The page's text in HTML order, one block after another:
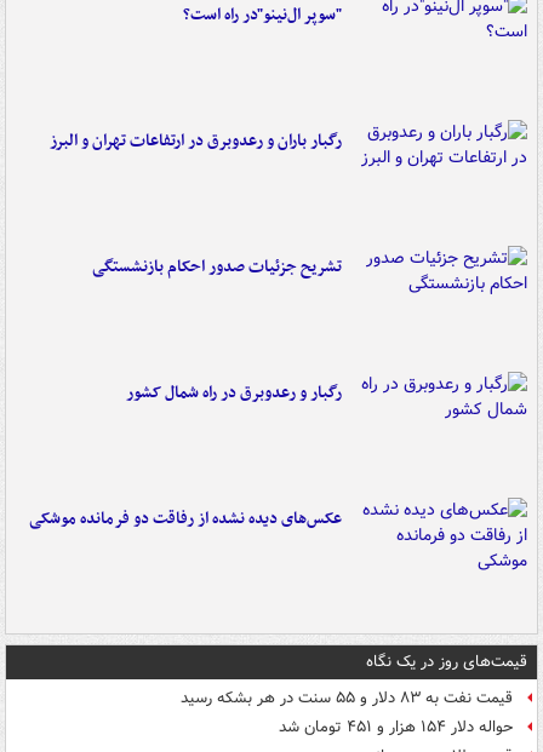
"سوپر ال‌نینو"در راه است؟
رگبار باران و رعدوبرق در ارتفاعات تهران و البرز
تشریح جزئیات صدور احکام بازنشستگی
رگبار و رعدوبرق در راه شمال کشور
عکس‌های دیده نشده از رفاقت دو فرمانده‌ موشکی
قیمت‌های روز در یک نگاه
قیمت نفت به ۸۳ دلار و ۵۵ سنت در هر بشکه رسید
حواله دلار ۱۵۴ هزار و ۴۵۱ تومان شد